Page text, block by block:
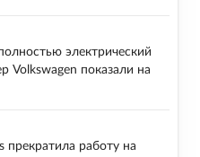
электрический
Volkswagen показали на
прекратила работу на